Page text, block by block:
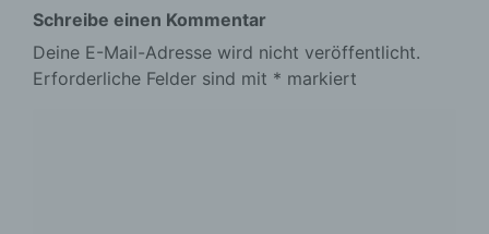
Schreibe einen Kommentar
Deine E-Mail-Adresse wird nicht veröffentlicht.
Erforderliche Felder sind mit * markiert